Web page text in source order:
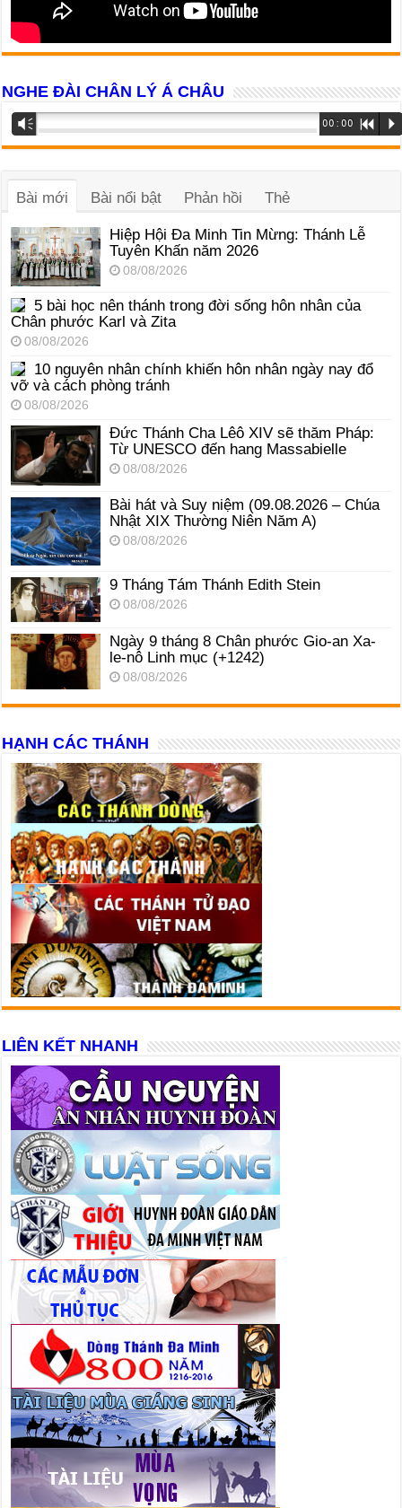
NGHE ĐÀI CHÂN LÝ Á CHÂU
Trình
phát
âm
Vm 00:00 R P
Bài mới Bài nổi bật Phản hồi Thẻ
Hiệp Hội Đa Minh Tin Mừng: Thánh Lễ
Tuyên Khấn năm 2026
08/08/2026
5 bài học nên thánh trong đời sống hôn nhân của
Chân phước Karl và Zita
08/08/2026
10 nguyên nhân chính khiến hôn nhân ngày nay đổ
vỡ và cách phòng tránh
08/08/2026
Đức Thánh Cha Lêô XIV sẽ thăm Pháp:
Từ UNESCO đến hang Massabielle
08/08/2026
Bài hát và Suy niệm (09.08.2026 – Chúa
Nhật XIX Thường Niên Năm A)
08/08/2026
9 Tháng Tám Thánh Edith Stein
08/08/2026
Ngày 9 tháng 8 Chân phước Gio-an Xa-
le-nô Linh mục (+1242)
08/08/2026
HẠNH CÁC THÁNH
LIÊN KẾT NHANH